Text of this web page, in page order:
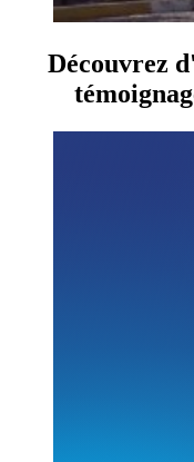
Découvrez